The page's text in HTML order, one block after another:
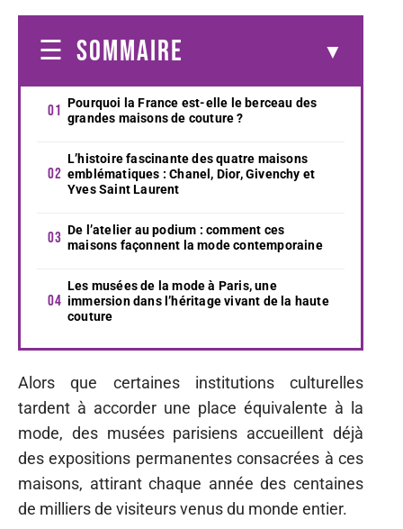
SOMMAIRE
Pourquoi la France est-elle le berceau des
grandes maisons de couture ?
L’histoire fascinante des quatre maisons
emblématiques : Chanel, Dior, Givenchy et
Yves Saint Laurent
De l’atelier au podium : comment ces
maisons façonnent la mode contemporaine
Les musées de la mode à Paris, une
immersion dans l’héritage vivant de la haute
couture
Alors que certaines institutions culturelles
tardent à accorder une place équivalente à la
mode, des musées parisiens accueillent déjà
des expositions permanentes consacrées à ces
maisons, attirant chaque année des centaines
de milliers de visiteurs venus du monde entier.